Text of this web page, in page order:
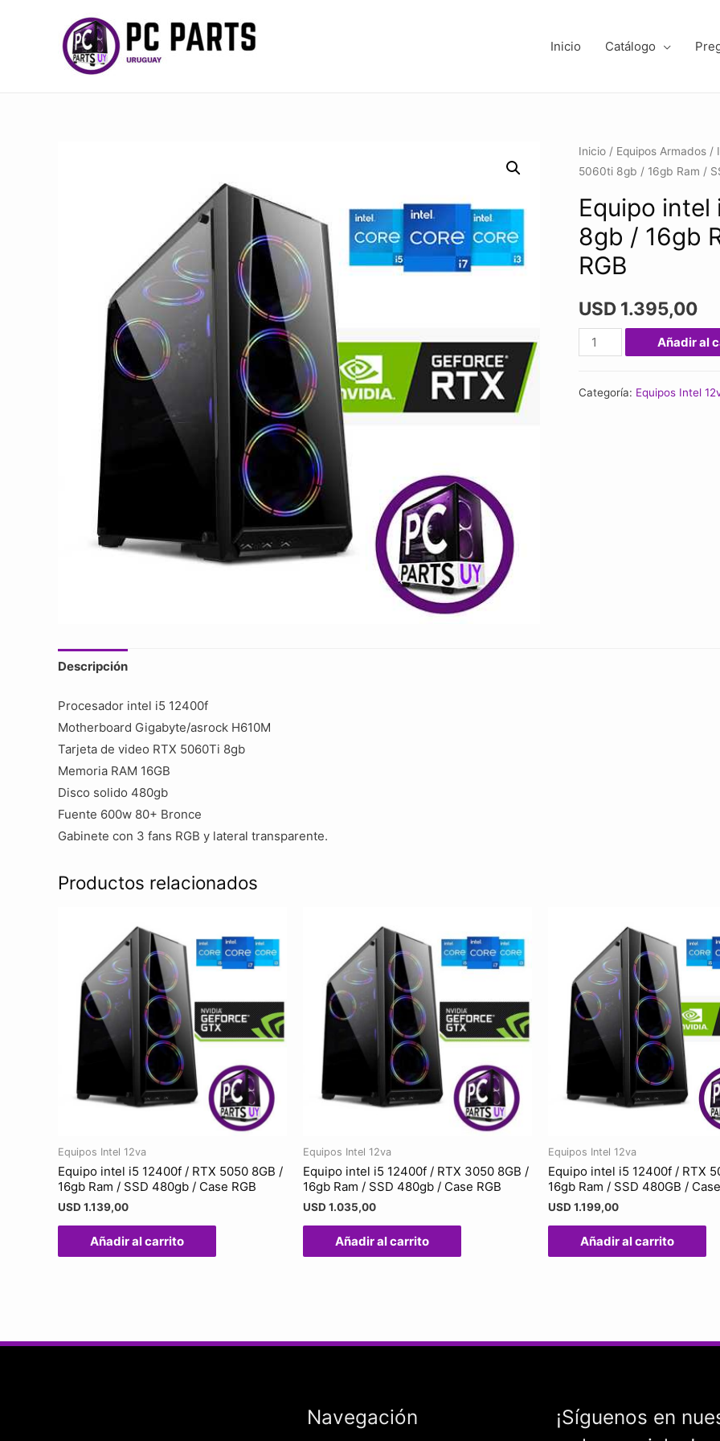
Inicio Catálogo
Inicio / Equipos Armados /
5060ti 8gb / 16gb Ram /
Equipo
8gb / 16gb
RGB
USD 1.395,00
Equipo
intel
12400f
Añadir al
Categoría: Equipos Intel
Descripción
Procesador intel i5 12400f
Motherboard Gigabyte/asrock H610M
Tarjeta de video RTX 5060Ti 8gb
Memoria RAM 16GB
Disco solido 480gb
Fuente 600w 80+ Bronce
Gabinete con 3 fans RGB y lateral transparente.
Productos relacionados
Equipos Intel 12va
Equipo intel i5 12400f / RTX 5050 8GB /
16gb Ram / SSD 480gb / Case RGB
USD 1.139,00
Añadir al carrito
Equipos Intel 12va
Equipo intel i5 12400f / RTX 3050 8GB /
16gb Ram / SSD 480gb / Case RGB
USD 1.035,00
Añadir al carrito
Equipos Intel 12va
Equipo intel i5 12400f / RTX
16gb Ram / SSD 480GB /
USD 1.199,00
Añadir al carrito
Navegación
¡Síguenos en